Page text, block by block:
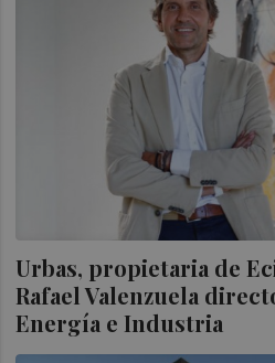
Urbas, propietaria de
Rafael Valenzuela
Energía e Industria